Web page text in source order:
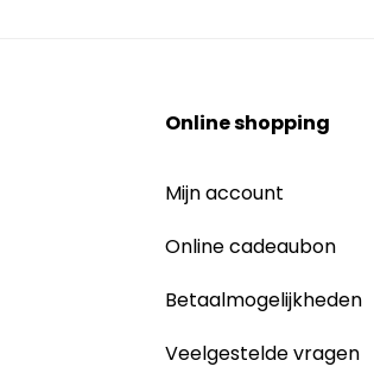
Online shopping
Mijn account
Online cadeaubon
Betaalmogelijkheden
Veelgestelde vragen